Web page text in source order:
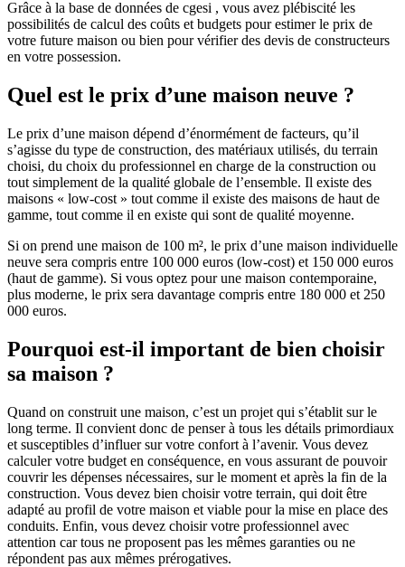
Grâce à la base de données de cgesi , vous avez plébiscité les
possibilités de calcul des coûts et budgets pour estimer le prix de
votre future maison ou bien pour vérifier des devis de constructeurs
en votre possession.
Quel est le prix d’une maison neuve ?
Le prix d’une maison dépend d’énormément de facteurs, qu’il
s’agisse du type de construction, des matériaux utilisés, du terrain
choisi, du choix du professionnel en charge de la construction ou
tout simplement de la qualité globale de l’ensemble. Il existe des
maisons « low-cost » tout comme il existe des maisons de haut de
gamme, tout comme il en existe qui sont de qualité moyenne.
Si on prend une maison de 100 m², le prix d’une maison individuelle
neuve sera compris entre 100 000 euros (low-cost) et 150 000 euros
(haut de gamme). Si vous optez pour une maison contemporaine,
plus moderne, le prix sera davantage compris entre 180 000 et 250
000 euros.
Pourquoi est-il important de bien choisir
sa maison ?
Quand on construit une maison, c’est un projet qui s’établit sur le
long terme. Il convient donc de penser à tous les détails primordiaux
et susceptibles d’influer sur votre confort à l’avenir. Vous devez
calculer votre budget en conséquence, en vous assurant de pouvoir
couvrir les dépenses nécessaires, sur le moment et après la fin de la
construction. Vous devez bien choisir votre terrain, qui doit être
adapté au profil de votre maison et viable pour la mise en place des
conduits. Enfin, vous devez choisir votre professionnel avec
attention car tous ne proposent pas les mêmes garanties ou ne
répondent pas aux mêmes prérogatives.